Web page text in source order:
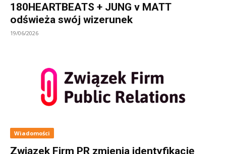
180HEARTBEATS + JUNG v MATT
odświeża swój wizerunek
19/06/2026
Wiadomości
Związek Firm PR zmienia identyfikację